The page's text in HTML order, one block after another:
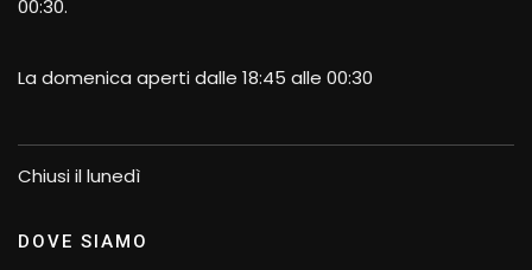
00:30.
La domenica aperti dalle 18:45 alle 00:30
Chiusi il lunedì
DOVE SIAMO